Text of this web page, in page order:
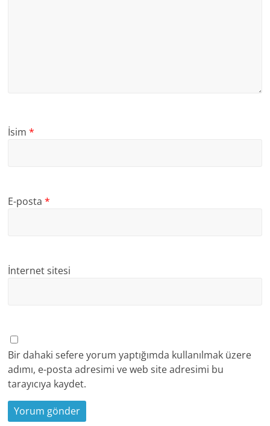
İsim*
E-posta*
İnternet sitesi
Bir dahaki sefere yorum yaptığımda kullanılmak üzere
adımı, e-posta adresimi ve web site adresimi bu
tarayıcıya kaydet.